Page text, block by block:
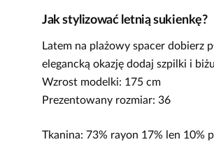
Jak stylizować letnią sukienkę?
Latem na plażowy spacer dobierz
elegancką okazję dodaj szpilki i
Wzrost modelki: 175 cm
Prezentowany rozmiar: 36
Tkanina: 73% rayon 17% len 10%